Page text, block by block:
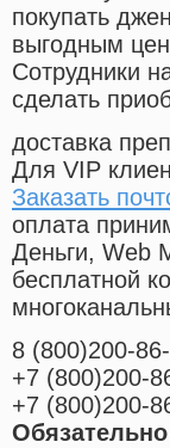
покупать
выгодным
Cотрудники
сделать
доставка
Для VIP
Заказать
оплата
Деньги, Web
бесплатной
8 (800)200-
+7 (800)200-
+7 (800)200-